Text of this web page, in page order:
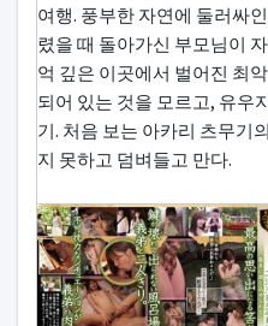
여행. 풍부한 자연에 둘러싸
렸을 때 돌아가신 부모님이
억 깊은 이곳에서 벌어진 최
되어 있는 것을 모르고, 유우
기. 처음 보는 아카리 츠무기
지 못하고 덤벼들고 만다.